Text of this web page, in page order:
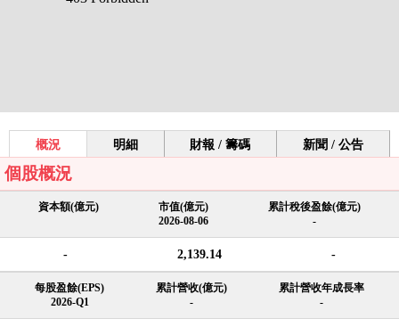
概況 明細 財報 / 籌碼 新聞 / 公告
個股概況
資本額(億元)
市值(億元)
2026-08-06
累計稅後盈餘(億元)
-
- 2,139.14 -
每股盈餘(EPS)
2026-Q1
累計營收(億元)
-
累計營收年成長率
-